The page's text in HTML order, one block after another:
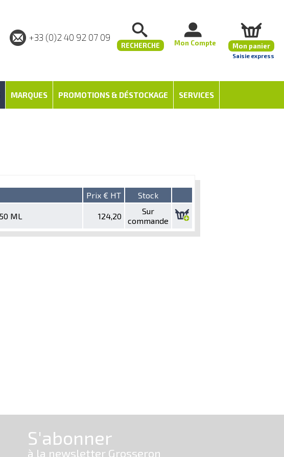
+33 (0)2 40 92 07 09
RECHERCHE Mon Compte Mon panier
Saisie express
MARQUES PROMOTIONS & DÉSTOCKAGE SERVICES
Prix € HT
Stock
ML 124,20
Sur
commande